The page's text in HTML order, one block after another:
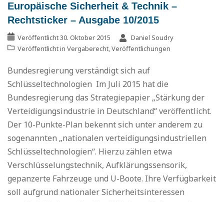
Europäische Sicherheit & Technik –
Rechtsticker – Ausgabe 10/2015
Veröffentlicht30. Oktober 2015
Daniel Soudry
Veröffentlicht in Vergaberecht,Veröffentlichungen
Bundesregierung verständigt sich auf
Schlüsseltechnologien Im Juli 2015 hat die
Bundesregierung das Strategiepapier „Stärkung der
Verteidigungsindustrie in Deutschland“ veröffentlicht.
Der 10-Punkte-Plan bekennt sich unter anderem zu
sogenannten „nationalen verteidigungsindustriellen
Schlüsseltechnologien“. Hierzu zählen etwa
Verschlüsselungstechnik, Aufklärungssensorik,
gepanzerte Fahrzeuge und U-Boote. Ihre Verfügbarkeit
soll aufgrund nationaler Sicherheitsinteressen